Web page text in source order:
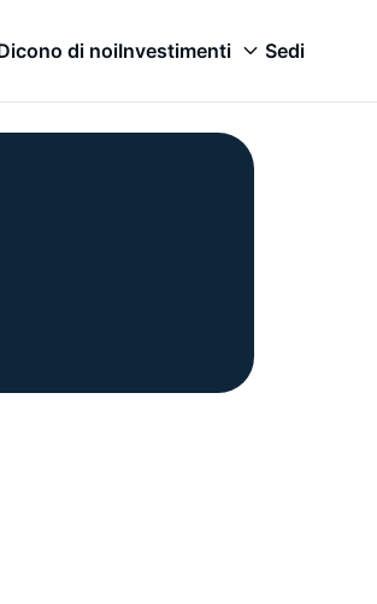
di noiInvestimenti Sedi